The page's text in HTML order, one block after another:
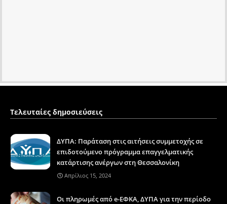
Τελευταίες δημοσιεύσεις
ΔΥΠΑ: Παράταση στις αιτήσεις συμμετοχής σε
επιδοτούμενο πρόγραμμα επαγγελματικής
κατάρτισης ανέργων στη Θεσσαλονίκη
Απρίλιος 15, 2024
Οι πληρωμές από e-ΕΦΚΑ, ΔΥΠΑ για την περίοδο